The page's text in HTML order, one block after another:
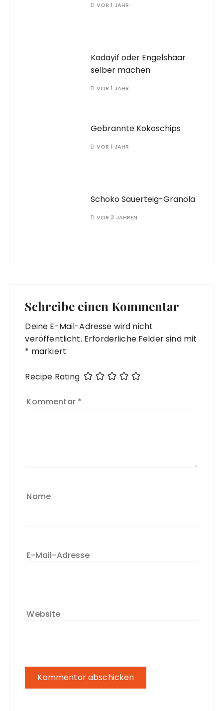
VOR 1 JAHR
Kadayif oder Engelshaar
selber machen
VOR 1 JAHR
Gebrannte Kokoschips
VOR 1 JAHR
Schoko Sauerteig-Granola
VOR 3 JAHREN
Schreibe einen Kommentar
Deine E-Mail-Adresse wird nicht
veröffentlicht. Erforderliche Felder sind mit
* markiert
Recipe Rating
Kommentar *
Name
E-Mail-Adresse
Website